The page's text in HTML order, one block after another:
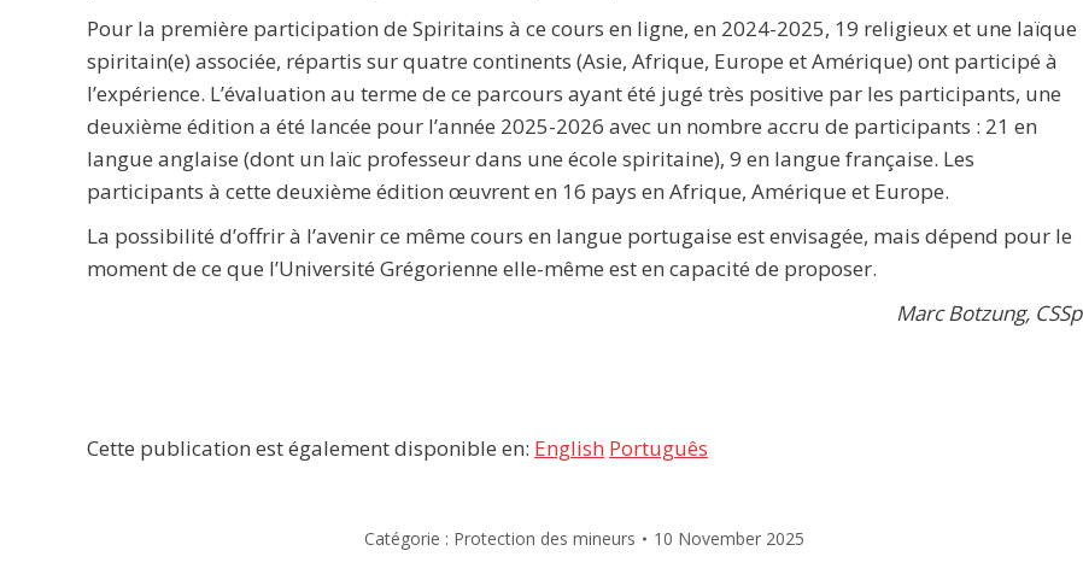
Pour la première participation de Spiritains à ce cours en ligne, en 2024-2025, 19 religieux et une laïque
spiritain(e) associée, répartis sur quatre continents (Asie, Afrique, Europe et Amérique) ont participé à
l’expérience. L’évaluation au terme de ce parcours ayant été jugé très positive par les participants, une
deuxième édition a été lancée pour l’année 2025-2026 avec un nombre accru de participants : 21 en
langue anglaise (dont un laïc professeur dans une école spiritaine), 9 en langue française. Les
participants à cette deuxième édition œuvrent en 16 pays en Afrique, Amérique et Europe.
La possibilité d’offrir à l’avenir ce même cours en langue portugaise est envisagée, mais dépend pour le
moment de ce que l’Université Grégorienne elle-même est en capacité de proposer.
Marc Botzung, CSSp
Cette publication est également disponible en: English Português
Catégorie : Protection des mineurs 10 November 2025